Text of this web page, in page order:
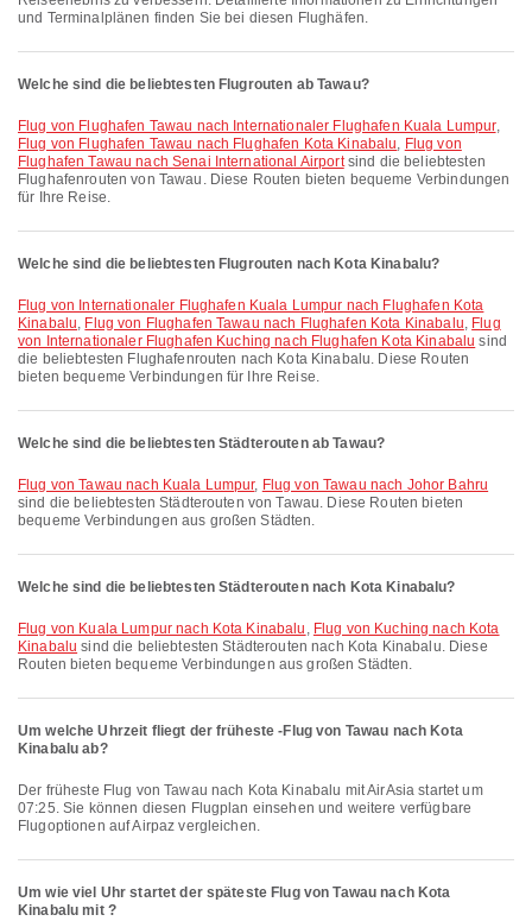
und Terminalplänen finden Sie bei diesen Flughäfen.
Welche sind die beliebtesten Flugrouten ab Tawau?
Flug von Flughafen Tawau nach Internationaler Flughafen Kuala Lumpur,
Flug von Flughafen Tawau nach Flughafen Kota Kinabalu, Flug von
Flughafen Tawau nach Senai International Airportsind die beliebtesten
Flughafenrouten von Tawau. Diese Routen bieten bequeme Verbindungen
für Ihre Reise.
Welche sind die beliebtesten Flugrouten nach Kota Kinabalu?
Flug von Internationaler Flughafen Kuala Lumpur nach Flughafen Kota
Kinabalu, Flug von Flughafen Tawau nach Flughafen Kota Kinabalu, Flug
von Internationaler Flughafen Kuching nach Flughafen Kota Kinabalu sind
die beliebtesten Flughafenrouten nach Kota Kinabalu. Diese Routen
bieten bequeme Verbindungen für Ihre Reise.
Welche sind die beliebtesten Städterouten ab Tawau?
Flug von Tawau nach Kuala Lumpur, Flug von Tawau nach Johor Bahru
sind die beliebtesten Städterouten von Tawau. Diese Routen bieten
bequeme Verbindungen aus großen Städten.
Welche sind die beliebtesten Städterouten nach Kota Kinabalu?
Flug von Kuala Lumpur nach Kota Kinabalu , Flug von Kuching nach Kota
Kinabalu sind die beliebtesten Städterouten nach Kota Kinabalu. Diese
Routen bieten bequeme Verbindungen aus großen Städten.
Um welche Uhrzeit fliegt der früheste -Flug von Tawau nach Kota
Kinabalu ab?
Der früheste Flug von Tawau nach Kota Kinabalu mit AirAsia startet um
07:25. Sie können diesen Flugplan einsehen und weitere verfügbare
Flugoptionen auf Airpaz vergleichen.
Um wie viel Uhr startet der späteste Flug von Tawau nach Kota
Kinabalu mit ?